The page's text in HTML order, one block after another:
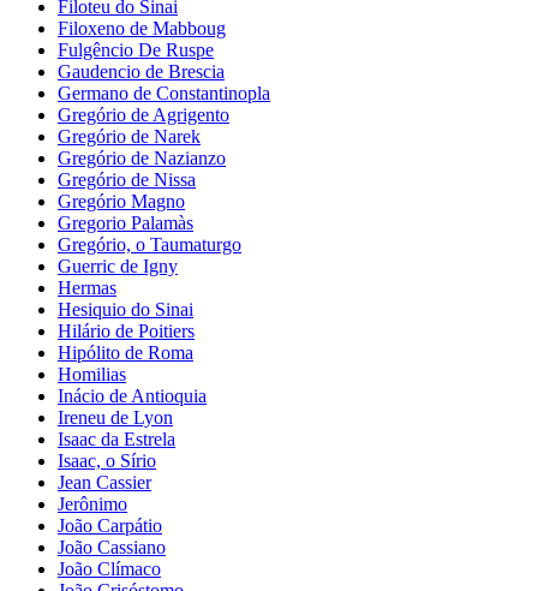
Filoteu do Sinai
Filoxeno de Mabboug
Fulgêncio De Ruspe
Gaudencio de Brescia
Germano de Constantinopla
Gregório de Agrigento
Gregório de Narek
Gregório de Nazianzo
Gregório de Nissa
Gregório Magno
Gregorio Palamàs
Gregório, o Taumaturgo
Guerric de Igny
Hermas
Hesiquio do Sinai
Hilário de Poitiers
Hipólito de Roma
Homilias
Inácio de Antioquia
Ireneu de Lyon
Isaac da Estrela
Isaac, o Sírio
Jean Cassier
Jerônimo
João Carpátio
João Cassiano
João Clímaco